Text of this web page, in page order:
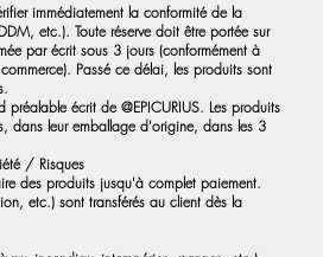
immédiatement la conformité de la
etc.). Toute réserve doit être portée sur
par écrit sous 3 jours (conformément à
Passé ce délai, les produits sont
préalable écrit de @EPICURIUS. Les produits
dans leur emballage d'origine, dans les 3
/ Risques
des produits jusqu'à complet paiement.
etc.) sont transférés au client dès la